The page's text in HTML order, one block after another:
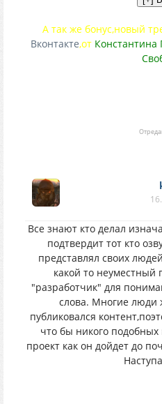
А так же бонус,новый
Вконтакте,от Константина
Все знают кто делал
подтвердит тот кто
представлял своих
какой то неуместный
"разработчик" для
слова. Многие люди
публиковался
что бы никого
проект как он дойдет до